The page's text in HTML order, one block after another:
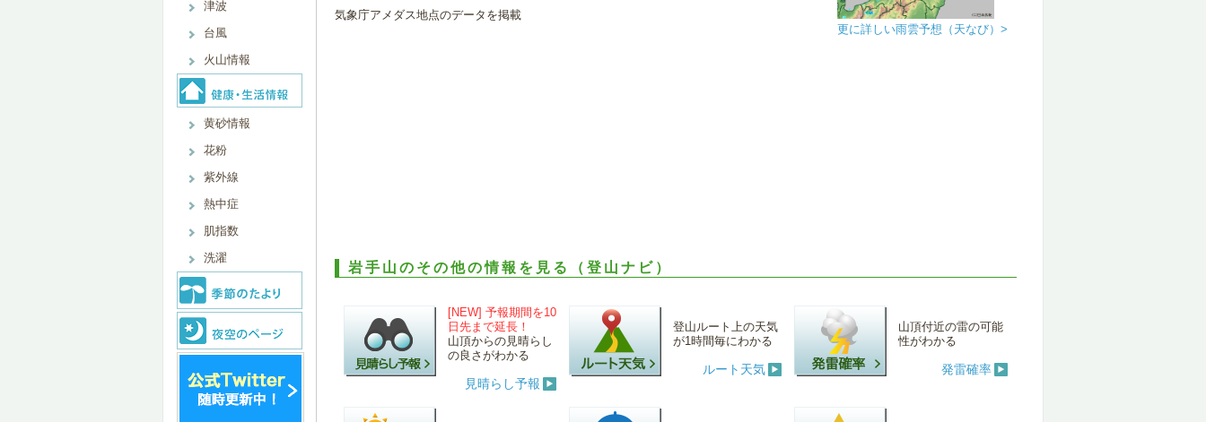
津波
台風
火山情報
黄砂情報
花粉
紫外線
熱中症
肌指数
洗濯
気象庁アメダス地点のデータを掲載
更に詳しい雨雲予想（天なび）>
岩手山のその他の情報を見る（登山ナビ）
[NEW] 予報期間を10
日先まで延長！
山頂からの見晴らし
の良さがわかる
見晴らし予報
登山ルート上の天気
が1時間毎にわかる
ルート天気
山頂付近の雷の可能
性がわかる
発雷確率